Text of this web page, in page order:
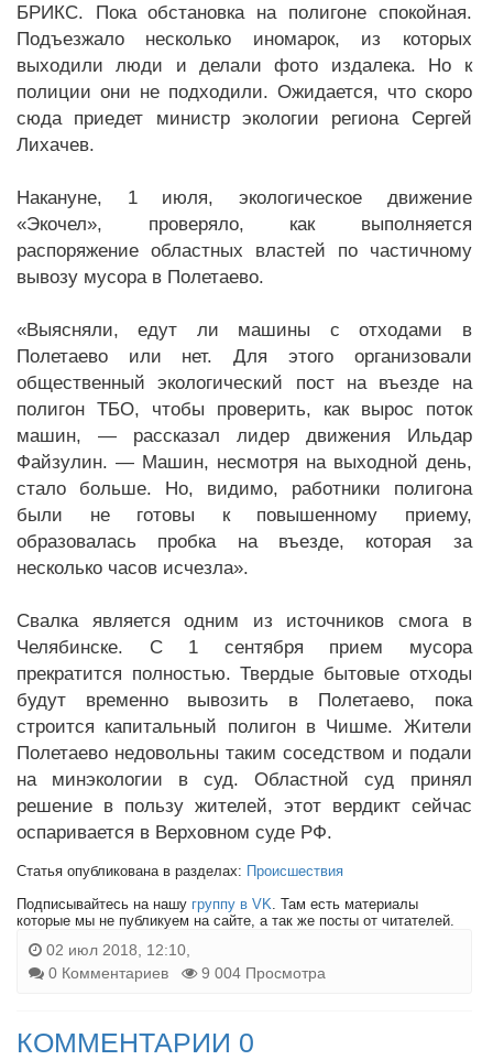
БРИКС. Пока обстановка на полигоне спокойная.
Подъезжало несколько иномарок, из которых
выходили люди и делали фото издалека. Но к
полиции они не подходили. Ожидается, что скоро
сюда приедет министр экологии региона Сергей
Лихачев.
Накануне, 1 июля, экологическое движение
«Экочел», проверяло, как выполняется
распоряжение областных властей по частичному
вывозу мусора в Полетаево.
«Выясняли, едут ли машины с отходами в
Полетаево или нет. Для этого организовали
общественный экологический пост на въезде на
полигон ТБО, чтобы проверить, как вырос поток
машин, — рассказал лидер движения Ильдар
Файзулин. — Машин, несмотря на выходной день,
стало больше. Но, видимо, работники полигона
были не готовы к повышенному приему,
образовалась пробка на въезде, которая за
несколько часов исчезла».
Свалка является одним из источников смога в
Челябинске. С 1 сентября прием мусора
прекратится полностью. Твердые бытовые отходы
будут временно вывозить в Полетаево, пока
строится капитальный полигон в Чишме. Жители
Полетаево недовольны таким соседством и подали
на минэкологии в суд. Областной суд принял
решение в пользу жителей, этот вердикт сейчас
оспаривается в Верховном суде РФ.
Статья опубликована в разделах: Происшествия
Подписывайтесь на нашу группу в VK . Там есть материалы
которые мы не публикуем на сайте, а так же посты от читателей.
02 июл 2018, 12:10,
0 Комментариев
9 004 Просмотра
КОММЕНТАРИИ 0